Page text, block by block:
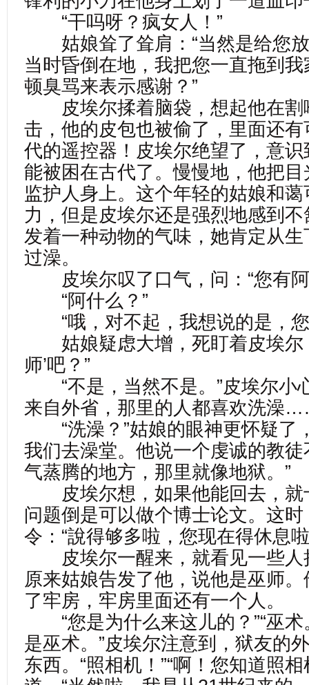
“干吗呀？疯女人！”
姑娘耸了耸肩：“当然是给您
当时昏倒在地，我把您一直拖到
顿臭骂来表示感谢？”
皮埃尔揉着脑袋，想起他在割
击，他的皮包也被偷了，里面还
代的遥控器！皮埃尔绝望了，意
能被困在古代了。慢慢地，他把
监护人身上。这个年轻的姑娘和
力，但是皮埃尔还是强烈地感到
发着一种动物的气味，她肯定从
过澡。
皮埃尔叹了口气，问：“您有阿
“阿什么？”
“哦，对不起，我想说的是，您
姑娘疑虑大增，死盯着皮埃尔
师’吧？”
“不是，当然不是。”皮埃尔小
来自外省，那里的人都喜欢洗澡
“洗澡？”姑娘的眼神更怀疑了
我们去澡堂。他说一个虔诚的教
气蒸腾的地方，那里就像地狱。”
皮埃尔想，如果他能回去，就
问题倒是可以做个博士论文。这
令：“說得够多啦，您现在得休息
皮埃尔一醒来，就看见一些人
原来姑娘告发了他，说他是巫师
了牢房，牢房里面还有一个人。
“您是为什么来这儿的？”“巫术
是巫术。”皮埃尔注意到，狱友的
东西。“照相机！”“啊！您知道照